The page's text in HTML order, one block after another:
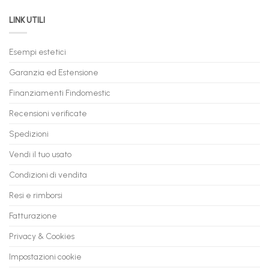
anche
a
in
con
LINK UTILI
Esempi estetici
Garanzia ed Estensione
Finanziamenti Findomestic
Recensioni verificate
Spedizioni
Vendi il tuo usato
Condizioni di vendita
Resi e rimborsi
Fatturazione
Privacy & Cookies
Impostazioni cookie